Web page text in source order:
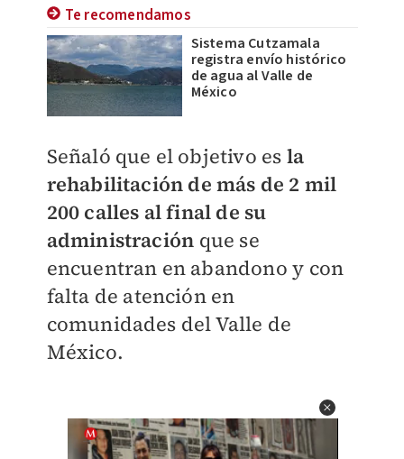
Te recomendamos
Sistema Cutzamala
registra envío histórico
de agua al Valle de
México
Señaló que el objetivo es la
rehabilitación de más de 2 mil
200 calles al final de su
administración que se
encuentran en abandono y con
falta de atención en
comunidades del Valle de
México.